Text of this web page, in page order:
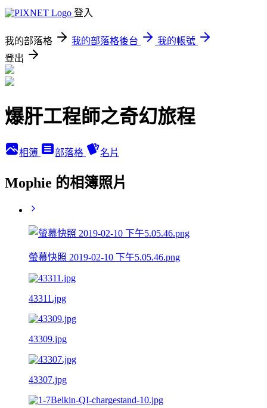
登入
我的部落格 我的部落格後台
我的帳號
登出
爆肝工程師之奇幻旅程
相簿 部落格 名片
Mophie 的相簿照片
螢幕快照 2019-02-10 下午5.05.46.png
43311.jpg
43309.jpg
43307.jpg